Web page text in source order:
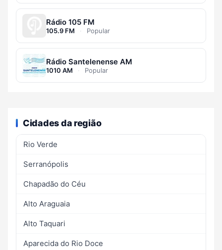
Rádio 105 FM
105.9 FM · Popular
Rádio Santelenense AM
1010 AM · Popular
Cidades da região
Rio Verde
Serranópolis
Chapadão do Céu
Alto Araguaia
Alto Taquari
Aparecida do Rio Doce